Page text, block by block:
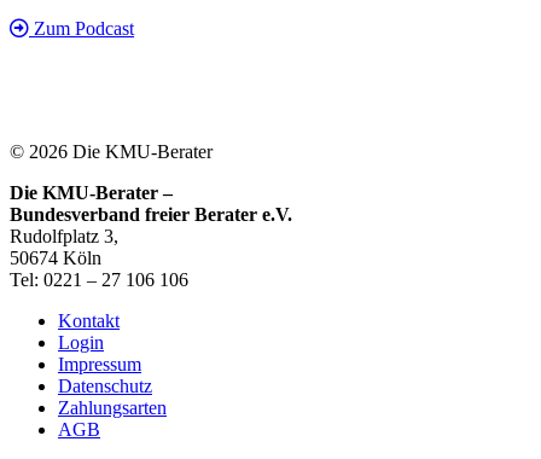
Zum Podcast
© 2026 Die KMU-Berater
Die KMU-Berater –
Bundesverband freier Berater e.V.
Rudolfplatz 3,
50674 Köln
Tel: 0221 – 27 106 106
Kontakt
Login
Impressum
Datenschutz
Zahlungsarten
AGB